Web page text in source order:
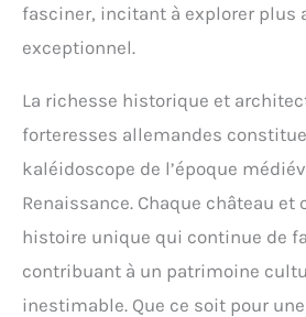
pour les anniversaires, la Saint-
fasciner, incitant à explorer plus
exceptionnel.
La richesse historique et
forteresses allemandes
kaléidoscope de l’époque
Renaissance. Chaque château et
histoire unique qui continue de
contribuant à un patrimoine
inestimable. Que ce soit pour